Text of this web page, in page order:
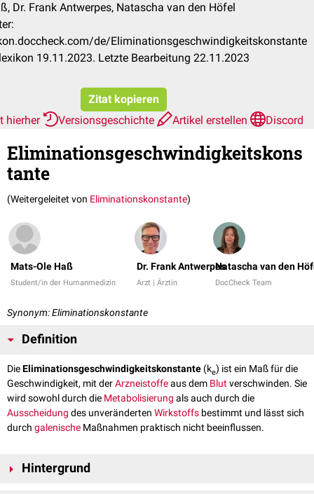
Dr. Frank Antwerpes, Natascha van den Höfel
de/Eliminationsgeschwindigkeitskonstante
19.11.2023. Letzte Bearbeitung 22.11.2023
Zitat kopieren
hierher
Versionsgeschichte Artikel erstellen Discord
Eliminationsgeschwindigkeitskons
tante
(Weitergeleitet von Eliminationskonstante)
Mats-Ole Haß
Student/in der Humanmedizin
Dr. Frank Antwerpes
Arzt | Ärztin
Natascha van den
DocCheck Team
Synonym: Eliminationskonstante
Definition
DieEliminationsgeschwindigkeitskonstante (ke) ist ein Maß für die
Geschwindigkeit, mit derArzneistoffeaus dem Blutverschwinden. Sie
wird sowohl durch die Metabolisierung als auch durch die
Ausscheidung des unveränderten Wirkstoffs bestimmt und lässt sich
durch galenische Maßnahmen praktisch nicht beeinflussen.
Hintergrund